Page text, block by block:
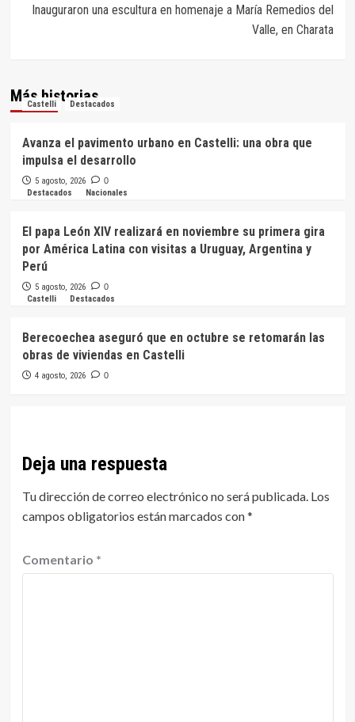
Inauguraron una escultura en homenaje a María Remedios del
Valle, en Charata
Más historias
Castelli Destacados
Avanza el pavimento urbano en Castelli: una obra que
impulsa el desarrollo
5 agosto, 2026 0
Destacados Nacionales
El papa León XIV realizará en noviembre su primera gira
por América Latina con visitas a Uruguay, Argentina y
Perú
5 agosto, 2026 0
Castelli Destacados
Berecoechea aseguró que en octubre se retomarán las
obras de viviendas en Castelli
4 agosto, 2026 0
Deja una respuesta
Tu dirección de correo electrónico no será publicada. Los
campos obligatorios están marcados con*
Comentario *